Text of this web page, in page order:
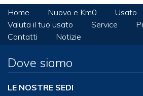
Home Nuovo e Km0 Usato
Valuta il tuo usato
Service
Contatti
Notizie
Dove siamo
LE NOSTRE SEDI